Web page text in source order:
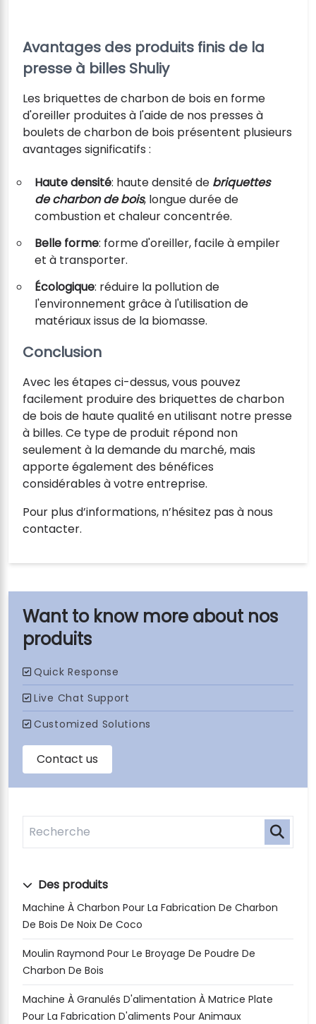
nos
produits
Des produits
Machine À Charbon Pour La Fabrication De Charbon
De Bois De Noix De Coco
Moulin Raymond Pour Le Broyage De Poudre De
Charbon De Bois
Machine À Granulés D'alimentation À Matrice Plate
Pour La Fabrication D'aliments Pour Animaux
Avantages des produits finis de la
presse à billes Shuliy
Les briquettes de charbon de bois en forme
d'oreiller produites à l'aide de nos presses à
boulets de charbon de bois présentent plusieurs
avantages significatifs :
Haute densité: haute densité de briquettes
de charbon de bois, longue durée de
combustion et chaleur concentrée.
Belle forme: forme d'oreiller, facile à empiler
et à transporter.
Écologique: réduire la pollution de
l'environnement grâce à l'utilisation de
matériaux issus de la biomasse.
Conclusion
Avec les étapes ci-dessus, vous pouvez
facilement produire des briquettes de charbon
de bois de haute qualité en utilisant notre presse
à billes. Ce type de produit répond non
seulement à la demande du marché, mais
apporte également des bénéfices
considérables à votre entreprise.
Pour plus d’informations, n’hésitez pas à nous
contacter.